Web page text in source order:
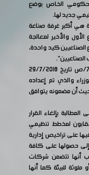
الخاص بوضع
جديد لها.
هي أكبر غرفة صناعة
والأخير لمعالجة
الصناعيين كيد واحدة،
الصناعيين".
وشرح الحلاق للصناعيين "الكتاب رقم 787/ص تاريخ 29/7/2018
والذي تم إعداده
حيث أن مضمونه يتوافق
بإلغاء القرار
لمخطط تنظيمي
على تراخيص إدارية
حصولها على كافة
عام 1950، إلى جانب أنها تتضمن شركات
للبيئة كما أنها